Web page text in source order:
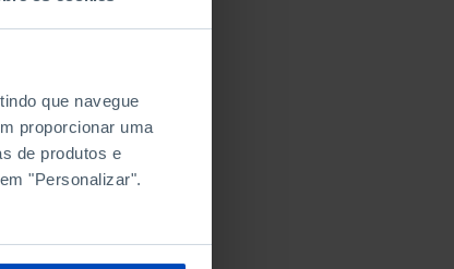
que navegue
proporcionar uma
de produtos e
"Personalizar".